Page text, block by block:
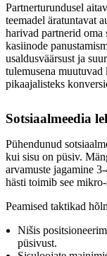
Partnerturundusel
teemadel äratuntavat
harivad partnerid
kasiinode
usaldusväärsust ja
tulemusena muutuvad
pikaajalisteks
Sotsiaalmeedia
Pühendunud
kui sisu on püsiv.
arvamuste jagamine
hästi toimib see
Peamised taktikad
Nišis
püsivust.